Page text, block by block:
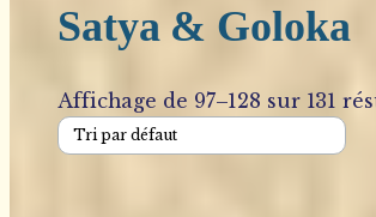
Satya & Goloka
Affichage de 97–128 sur 131